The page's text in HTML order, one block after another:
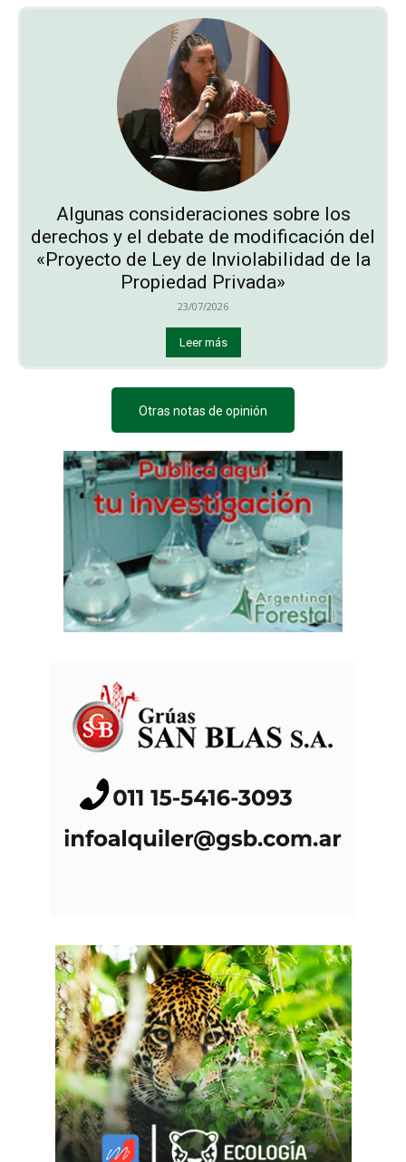
Algunas consideraciones sobre los
derechos y el debate de modificación del
«Proyecto de Ley de Inviolabilidad de la
Propiedad Privada»
23/07/2026
Leer más
Otras notas de opinión